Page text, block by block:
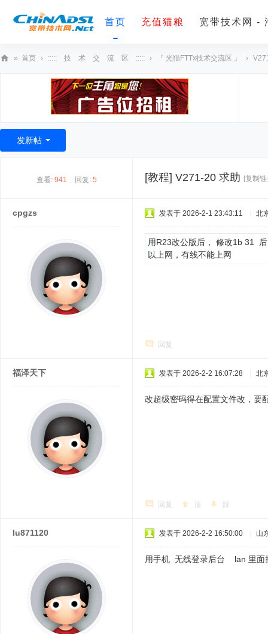
首页 充值猫粮 宽带技术网 -
术
» 首页 › ::::: 技 术 交 流 区 ::::: › 『 光猫FTTx技术交流区 』 ›
发新帖
查看: 941 回复: 5 [教程] V271-20 求助 [复制
cpgzs 发表于 2026-2-1 23:43:11 北
用R23改公版后， 修改1b 31
以上网，有线不能上网
回复
福泽天下 发表于 2026-2-2 16:07:28 北
改超级密码得在配置文件改，要
回复 顶 踩
lu871120 发表于 2026-2-2 16:50:00 山
用手机 无线登录后台 lan 里面